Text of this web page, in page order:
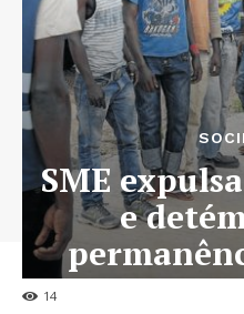
14
SME
e